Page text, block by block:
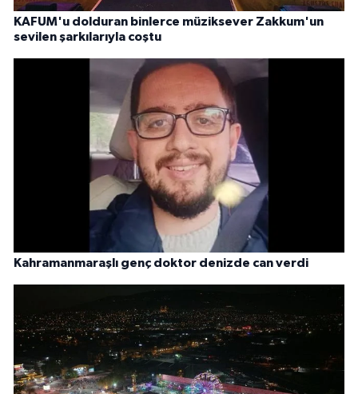
KAFUM'u dolduran binlerce müziksever Zakkum'un
sevilen şarkılarıyla coştu
Kahramanmaraşlı genç doktor denizde can verdi